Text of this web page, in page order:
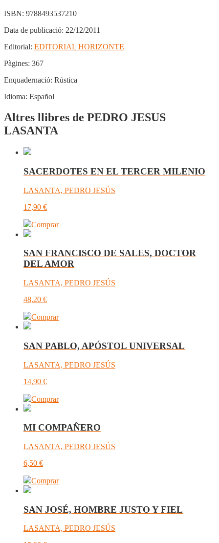
ISBN: 9788493537210
Data de publicació: 22/12/2011
Editorial: EDITORIAL HORIZONTE
Pàgines: 367
Enquadernació: Rústica
Idioma: Español
Altres llibres de PEDRO JESUS
LASANTA
SACERDOTES EN EL TERCER MILENIO
LASANTA, PEDRO JESÚS
17,90 €
Comprar
SAN FRANCISCO DE SALES, DOCTOR
DEL AMOR
LASANTA, PEDRO JESÚS
48,20 €
Comprar
SAN PABLO, APÓSTOL UNIVERSAL
LASANTA, PEDRO JESÚS
14,90 €
Comprar
MI COMPAÑERO
LASANTA, PEDRO JESÚS
6,50 €
Comprar
SAN JOSÉ, HOMBRE JUSTO Y FIEL
LASANTA, PEDRO JESÚS